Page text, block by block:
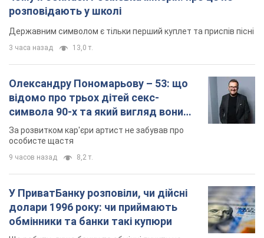
мають
За розвитком кар'єри артист не забував про
долари 1996 року: чи приймають
обмінники та банки такі купюри
приймають старі долари